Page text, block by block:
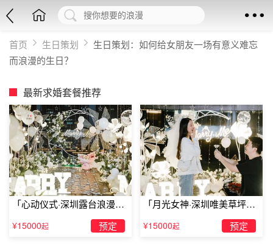
首页 生日策划
生日策划：如何给女朋友一场有意义难忘
而浪漫的生日？
最新求婚套餐推荐
「心动仪式·深圳露台浪漫求
婚」
¥15000起 预定
「月光女神·深圳唯美草坪浪
漫求婚」
¥15000起 预定